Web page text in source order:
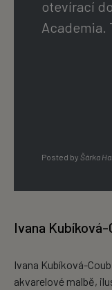
otevírací
Academia.
Posted by Šárka
Ivana
Ivana Kubíková-
akvarelové malbě,